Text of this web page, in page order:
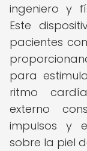
ingeniero y
Este
pacientes
para
ritmo
externo
impulsos y
sobre la piel